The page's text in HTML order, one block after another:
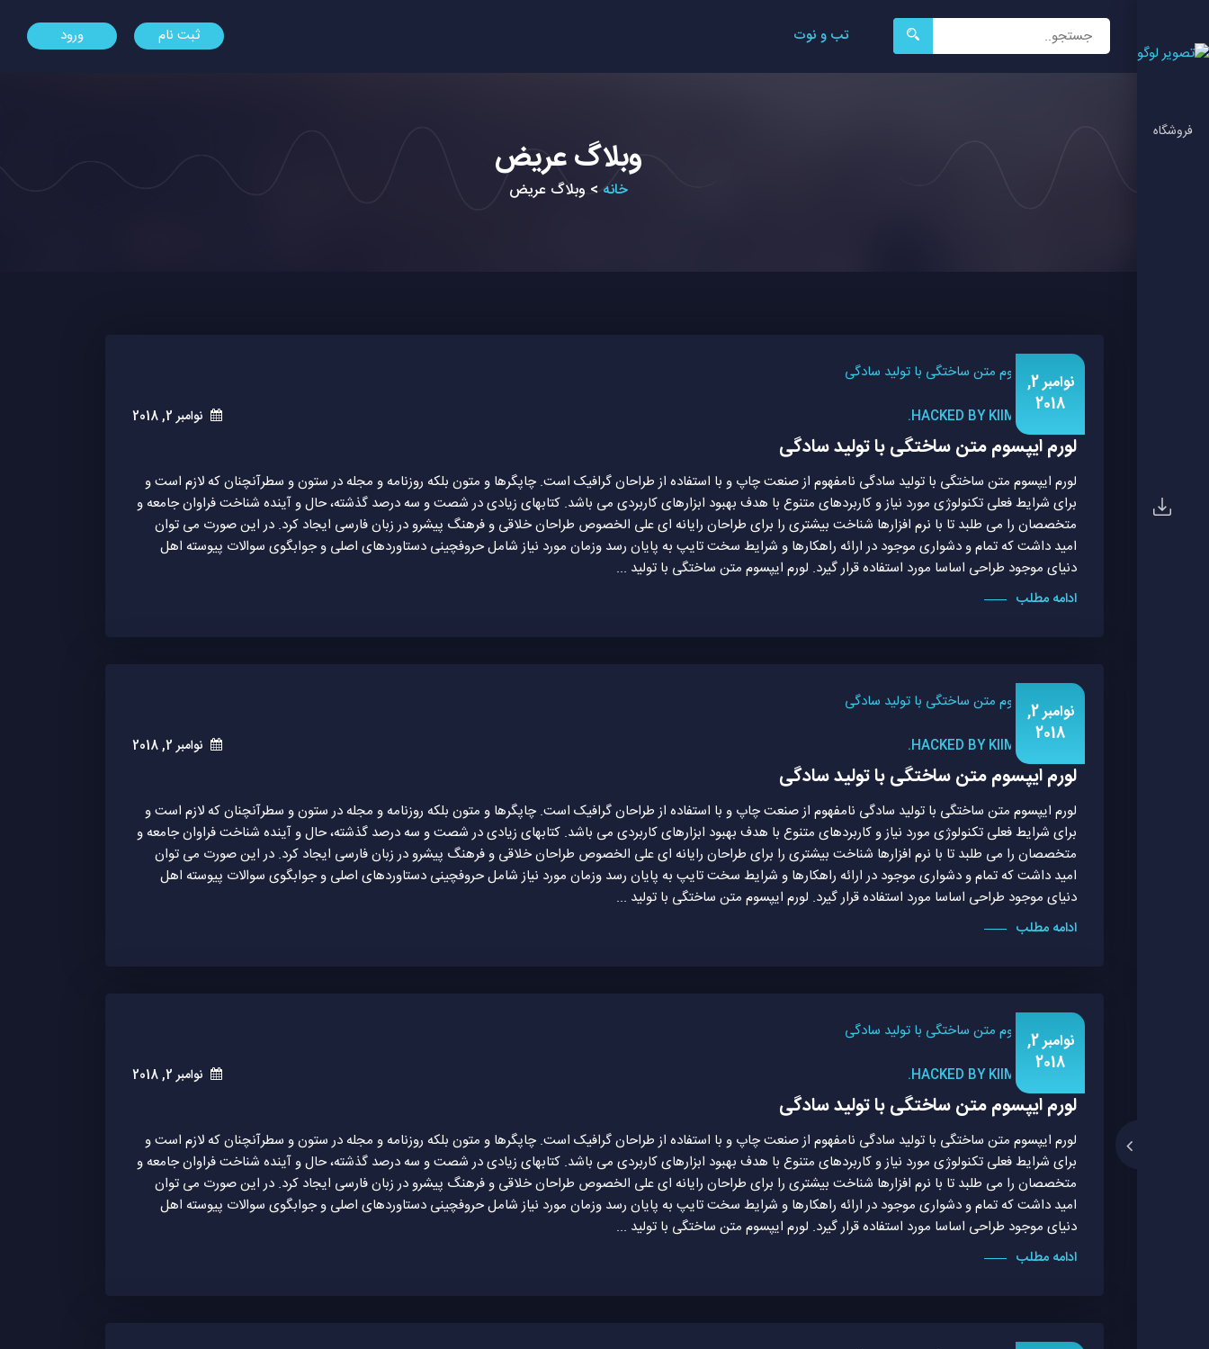
فروشگاه
جستجو
برای:
تب و نوت ثبت نام ورود
وبلاگ عریض
خانه > وبلاگ عریض
نوامبر 2,
2018
نوامبر 2, 2018 HACKED BY KIIMREALL.
لورم ایپسوم متن ساختگی با تولید سادگی
لورم ایپسوم متن ساختگی با تولید سادگی نامفهوم از صنعت چاپ و با استفاده از طراحان گرافیک است. چاپگرها و متون بلکه روزنامه و مجله در ستون و سطرآنچنان که لازم است و
برای شرایط فعلی تکنولوژی مورد نیاز و کاربردهای متنوع با هدف بهبود ابزارهای کاربردی می باشد. کتابهای زیادی در شصت و سه درصد گذشته، حال و آینده شناخت فراوان جامعه و
متخصصان را می طلبد تا با نرم افزارها شناخت بیشتری را برای طراحان رایانه ای علی الخصوص طراحان خلاقی و فرهنگ پیشرو در زبان فارسی ایجاد کرد. در این صورت می توان
امید داشت که تمام و دشواری موجود در ارائه راهکارها و شرایط سخت تایپ به پایان رسد وزمان مورد نیاز شامل حروفچینی دستاوردهای اصلی و جوابگوی سوالات پیوسته اهل
دنیای موجود طراحی اساسا مورد استفاده قرار گیرد. لورم ایپسوم متن ساختگی با تولید ...
ادامه مطلب
نوامبر 2,
2018
نوامبر 2, 2018 HACKED BY KIIMREALL.
لورم ایپسوم متن ساختگی با تولید سادگی
لورم ایپسوم متن ساختگی با تولید سادگی نامفهوم از صنعت چاپ و با استفاده از طراحان گرافیک است. چاپگرها و متون بلکه روزنامه و مجله در ستون و سطرآنچنان که لازم است و
برای شرایط فعلی تکنولوژی مورد نیاز و کاربردهای متنوع با هدف بهبود ابزارهای کاربردی می باشد. کتابهای زیادی در شصت و سه درصد گذشته، حال و آینده شناخت فراوان جامعه و
متخصصان را می طلبد تا با نرم افزارها شناخت بیشتری را برای طراحان رایانه ای علی الخصوص طراحان خلاقی و فرهنگ پیشرو در زبان فارسی ایجاد کرد. در این صورت می توان
امید داشت که تمام و دشواری موجود در ارائه راهکارها و شرایط سخت تایپ به پایان رسد وزمان مورد نیاز شامل حروفچینی دستاوردهای اصلی و جوابگوی سوالات پیوسته اهل
دنیای موجود طراحی اساسا مورد استفاده قرار گیرد. لورم ایپسوم متن ساختگی با تولید ...
ادامه مطلب
نوامبر 2,
2018
نوامبر 2, 2018 HACKED BY KIIMREALL.
لورم ایپسوم متن ساختگی با تولید سادگی
لورم ایپسوم متن ساختگی با تولید سادگی نامفهوم از صنعت چاپ و با استفاده از طراحان گرافیک است. چاپگرها و متون بلکه روزنامه و مجله در ستون و سطرآنچنان که لازم است و
برای شرایط فعلی تکنولوژی مورد نیاز و کاربردهای متنوع با هدف بهبود ابزارهای کاربردی می باشد. کتابهای زیادی در شصت و سه درصد گذشته، حال و آینده شناخت فراوان جامعه و
متخصصان را می طلبد تا با نرم افزارها شناخت بیشتری را برای طراحان رایانه ای علی الخصوص طراحان خلاقی و فرهنگ پیشرو در زبان فارسی ایجاد کرد. در این صورت می توان
امید داشت که تمام و دشواری موجود در ارائه راهکارها و شرایط سخت تایپ به پایان رسد وزمان مورد نیاز شامل حروفچینی دستاوردهای اصلی و جوابگوی سوالات پیوسته اهل
دنیای موجود طراحی اساسا مورد استفاده قرار گیرد. لورم ایپسوم متن ساختگی با تولید ...
ادامه مطلب